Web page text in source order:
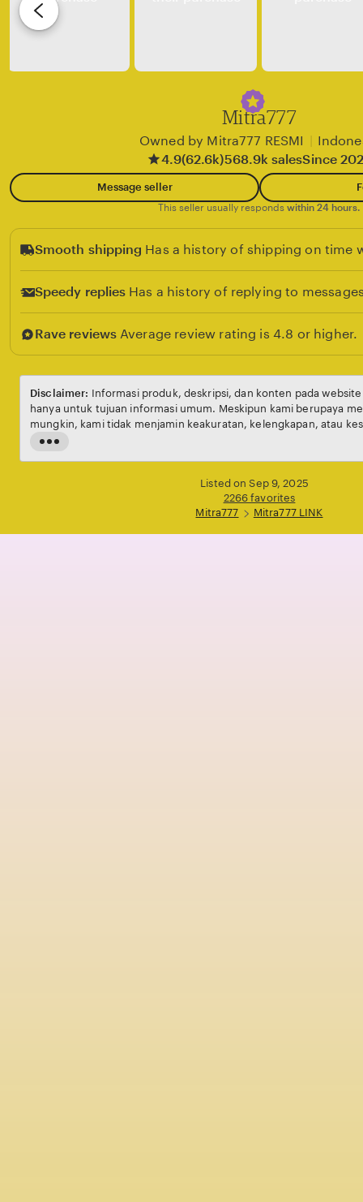
i
i
e
t
Mitra777
Owned by Mitra777 RESMI
4.9(62.6k)568.9k salesSince
Message seller
This seller usually responds within 24 hours.
Smooth shipping Has a history of shipping on time
Speedy replies Has a history of replying to
Rave reviews Average review rating is 4.8 or higher.
Read
the
Disclaimer: Informasi produk, deskripsi, dan konten pada
hanya untuk tujuan informasi umum. Meskipun kami berupaya
mungkin, kami tidak menjamin keakuratan, kelengkapan, atau
setiap individu. Harga, ketersediaan produk, serta penawaran
Listed on Sep 9, 2025
2266 favorites
Mitra777
Mitra777 LINK